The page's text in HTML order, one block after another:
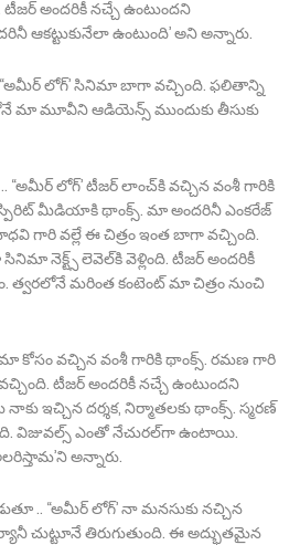
అందరికీ నచ్చే ఉంటుందని
ఆకట్టుకునేలా ఉంటుంది’ అని అన్నారు.
లోగ్’ సినిమా బాగా వచ్చింది. ఫలితాన్ని
మా మూవీని ఆడియెన్స్ ముందుకు తీసుకు
లోగ్’ టీజర్ లాంచ్‌కి వచ్చిన వంశీ గారికి
స్పిరిట్‌ మీడియాకి థాంక్స్. మా అందరినీ ఎంకరేజ్
గారి వల్లే ఈ చిత్రం ఇంత బాగా వచ్చింది.
నెక్ట్స్ లెవెల్‌కి వెళ్లింది. టీజర్ అందరికీ
త్వరలోనే మరింత కంటెంట్ మా చిత్రం నుంచి
కోసం వచ్చిన వంశీ గారికి థాంక్స్. రమణ గారి
టీజర్ అందరికీ నచ్చే ఉంటుందని
నాకు ఇచ్చిన దర్శక, నిర్మాతలకు థాంక్స్. స్మరణ్
విజువల్స్ ఎంతో నేచురల్‌గా ఉంటాయి.
అన్నారు.
.. ‘‘అమీర్ లోగ్’ నా మనసుకు నచ్చిన
చుట్టూనే తిరుగుతుంది. ఈ అద్భుతమైన